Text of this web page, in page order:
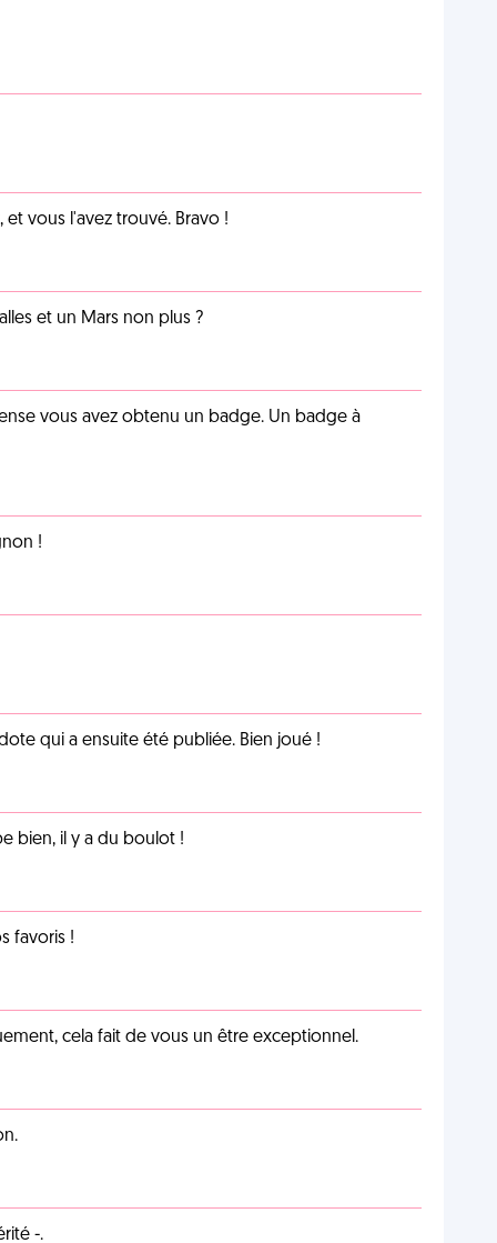
vous l'avez trouvé. Bravo !
et un Mars non plus ?
vous avez obtenu un badge. Un badge à
!
qui a ensuite été publiée. Bien joué !
bien, il y a du boulot !
favoris !
cela fait de vous un être exceptionnel.
-.